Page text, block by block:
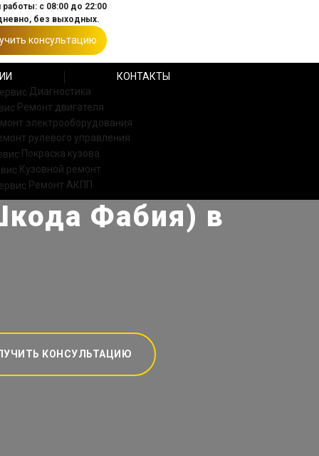
с 08:00 до 22:00
без выходных.
консультацию
КОНТАКТЫ
Диагностика
Ремонт двигателя
электрооборудования
рулевого управления
Покраска кузова
Кузовной ремонт
Ремонт АКПП
Фабия) в
КОНСУЛЬТАЦИЮ